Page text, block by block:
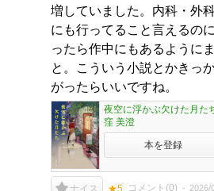
増していました。内科・外
にも行ってること言えるの
ったら作中にもあるように
と。こういう小説とかきっ
がったらいいですね。
夜空に浮かぶ欠けた月た
窪 美澄
本を登録
コメント(0) 2026/